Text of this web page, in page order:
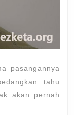
pasangannya
tahu
akan pernah